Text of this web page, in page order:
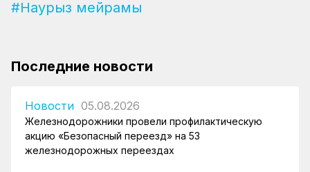
#Наурыз мейрамы
Последние новости
Новости 05.08.2026
Железнодорожники провели профилактическую
акцию «Безопасный переезд» на 53
железнодорожных переездах